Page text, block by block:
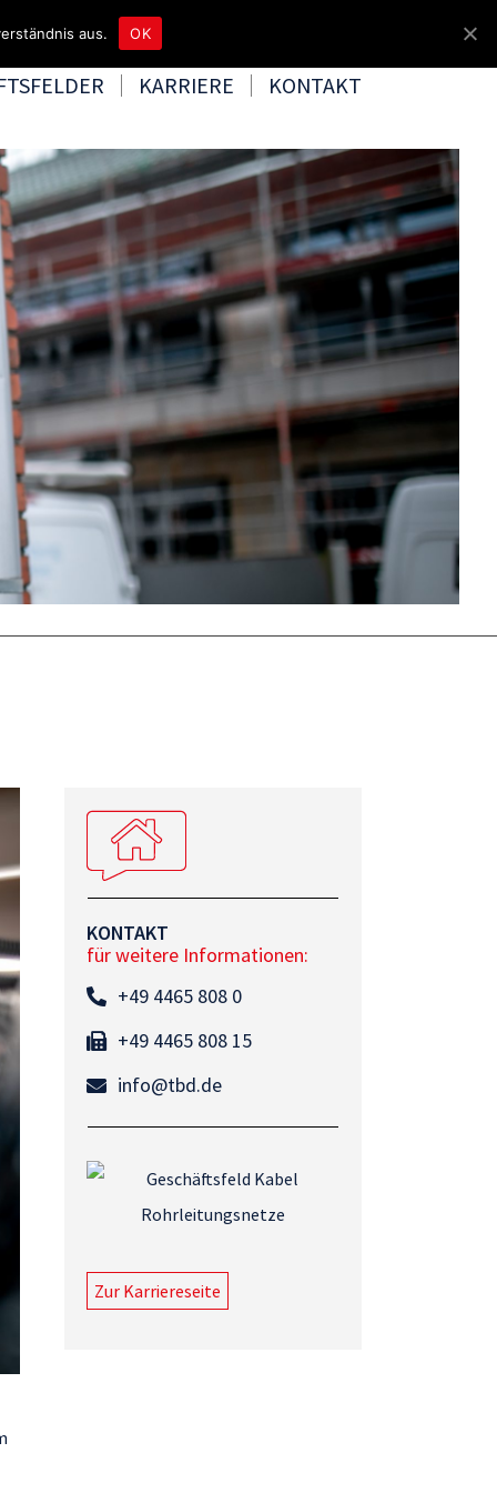
KARRIERE KONTAKT
KONTAKT
für weitere Informationen:
+49 4465 808 0
+49 4465 808 15
info@tbd.de
Zur Karriereseite
aus. OK